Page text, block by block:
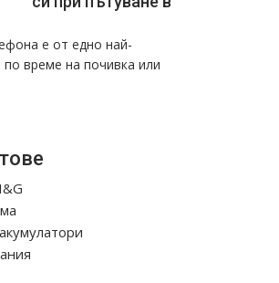
е от едно най-
време на почивка или